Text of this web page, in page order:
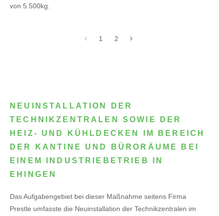
von 5.500kg.
1 2
NEUINSTALLATION DER
TECHNIKZENTRALEN SOWIE DER
HEIZ- UND KÜHLDECKEN IM BEREICH
DER KANTINE UND BÜRORÄUME BEI
EINEM INDUSTRIEBETRIEB IN
EHINGEN
Das Aufgabengebiet bei dieser Maßnahme seitens Firma
Prestle umfasste die Neuinstallation der Technikzentralen im